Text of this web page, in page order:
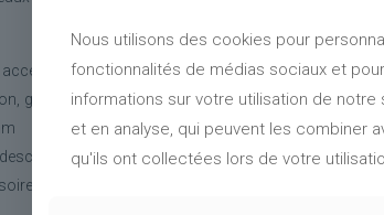
accessoires de fixation
gouttière demi-ronde
acier galvanisé,
Ø 100 mm en
et quincaillerie de
Nous utilisons des cookies pour
fonctionnalités de médias sociaux et
informations sur votre utilisation de
et en analyse, qui peuvent les combiner
qu'ils ont collectées lors de votre